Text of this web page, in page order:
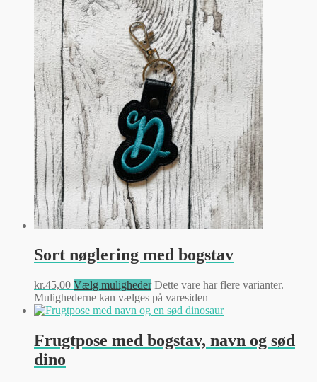
Sort nøglering med bogstav
kr.45,00 Vælg muligheder Dette vare har flere varianter.
Mulighederne kan vælges på varesiden
Frugtpose med bogstav, navn og sød
dino